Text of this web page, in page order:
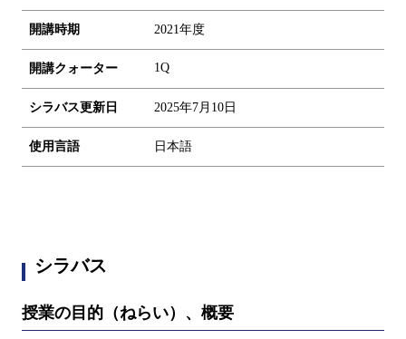
開講時期 2021年度
開講クォーター 1Q
シラバス更新日 2025年7月10日
使用言語 日本語
シラバス
授業の目的（ねらい）、概要